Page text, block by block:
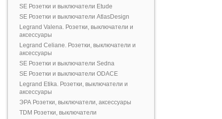
SE Розетки и выключатели Etude
SE Розетки и выключатели AtlasDesign
Legrand Valena. Розетки, выключатели и
аксессуары
Legrand Celiane. Розетки, выключатели и
аксессуары
SE Розетки и выключатели Sedna
SE Розетки и выключатели ODACE
Legrand Etika. Розетки, выключатели и
аксессуары
ЭРА Розетки, выключатели, аксессуары
TDM Розетки, выключатели